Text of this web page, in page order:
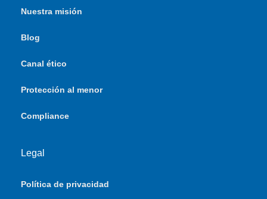
Nuestra misión
Blog
Canal ético
Protección al menor
Compliance
Legal
Política de privacidad